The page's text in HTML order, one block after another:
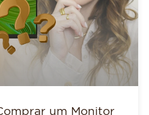
um Monitor